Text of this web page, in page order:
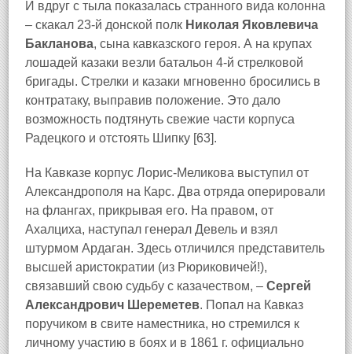
И вдруг с тыла показалась странного вида колонна
– скакал 23-й донской полк Николая Яковлевича
Бакланова, сына кавказского героя. А на крупах
лошадей казаки везли батальон 4-й стрелковой
бригады. Стрелки и казаки мгновенно бросились в
контратаку, выправив положение. Это дало
возможность подтянуть свежие части корпуса
Радецкого и отстоять Шипку [63].
На Кавказе корпус Лорис-Меликова выступил от
Александрополя на Карс. Два отряда оперировали
на флангах, прикрывая его. На правом, от
Ахалциха, наступал генерал Девель и взял
штурмом Ардаган. Здесь отличился представитель
высшей аристократии (из Рюриковичей!),
связавший свою судьбу с казачеством, – Сергей
Александрович Шереметев. Попал на Кавказ
поручиком в свите наместника, но стремился к
личному участию в боях и в 1861 г. официально